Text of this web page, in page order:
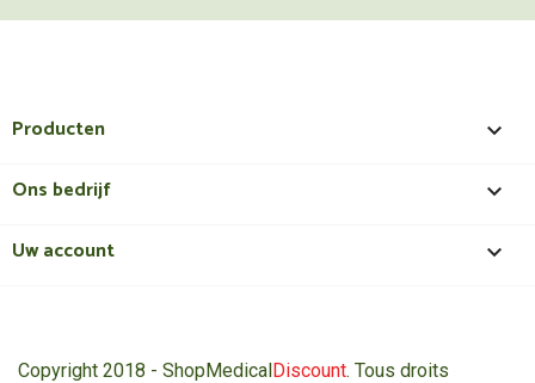
Producten 
Ons bedrijf 
Uw account 
Copyright 2018 - ShopMedicalDiscount. Tous droits